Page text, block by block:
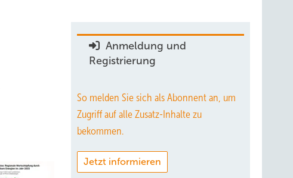
Anmeldung und
Registrierung
So melden Sie sich als Abonnent an, um
Zugriff auf alle Zusatz-Inhalte zu
bekommen.
Jetzt informieren